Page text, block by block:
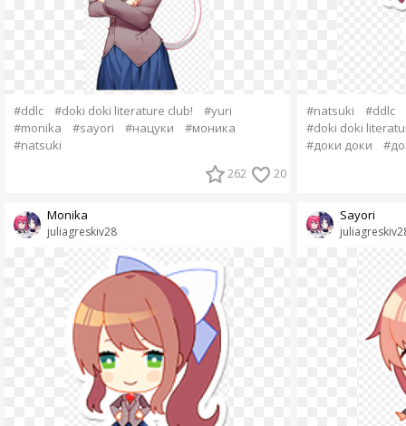
#ddlc #doki doki literature club!
#yuri
#monika
#sayori #нацуки
#моника
#natsuki
262 20
juliagreskiv28
Monika
#natsuki #ddlc
#doki doki
#доки доки
Sayori